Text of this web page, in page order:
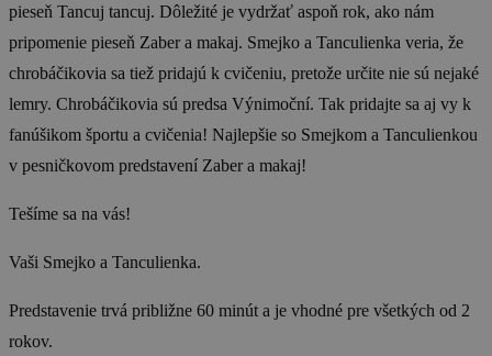
pieseň Tancuj tancuj. Dôležité je vydržať aspoň rok, ako nám
pripomenie pieseň Zaber a makaj. Smejko a Tanculienka veria, že
chrobáčikovia sa tiež pridajú k cvičeniu, pretože určite nie sú nejaké
lemry. Chrobáčikovia sú predsa Výnimoční. Tak pridajte sa aj vy k
fanúšikom športu a cvičenia! Najlepšie so Smejkom a Tanculienkou
v pesničkovom predstavení Zaber a makaj!
Tešíme sa na vás!
Vaši Smejko a Tanculienka.
Predstavenie trvá približne 60 minút a je vhodné pre všetkých od 2
rokov.